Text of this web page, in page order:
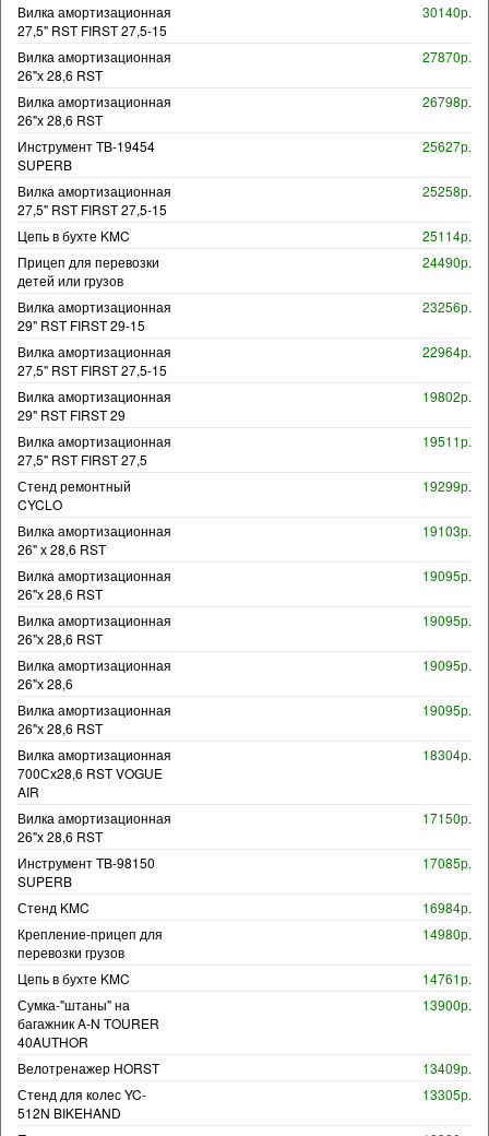
Вилка амортизационная
27,5" RST FIRST 27,5-15
30140р.
Вилка амортизационная
26"х 28,6 RST
27870р.
Вилка амортизационная
26"х 28,6 RST
26798р.
Инструмент TB-19454
SUPERB
25627р.
Вилка амортизационная
27,5" RST FIRST 27,5-15
25258р.
Цепь в бухте KMC
25114р.
Прицеп для перевозки
детей или грузов
24490р.
Вилка амортизационная
29" RST FIRST 29-15
23256р.
Вилка амортизационная
27,5" RST FIRST 27,5-15
22964р.
Вилка амортизационная
29" RST FIRST 29
19802р.
Вилка амортизационная
27,5" RST FIRST 27,5
19511р.
Стенд ремонтный
CYCLO
19299р.
Вилка амортизационная
26" х 28,6 RST
19103р.
Вилка амортизационная
26"х 28,6 RST
19095р.
Вилка амортизационная
26"х 28,6 RST
19095р.
Вилка амортизационная
26"х 28,6
19095р.
Вилка амортизационная
26"х 28,6 RST
19095р.
Вилка амортизационная
700Сх28,6 RST VOGUE
AIR
18304р.
Вилка амортизационная
26"х 28,6 RST
17150р.
Инструмент TB-98150
SUPERB
17085р.
Стенд KMC
16984р.
Крепление-прицеп для
перевозки грузов
14980р.
Цепь в бухте KMC
14761р.
Сумка-"штаны" на
багажник A-N TOURER
40AUTHOR
13900р.
Велотренажер HORST
13409р.
Стенд для колес YC-
512N BIKEHAND
13305р.